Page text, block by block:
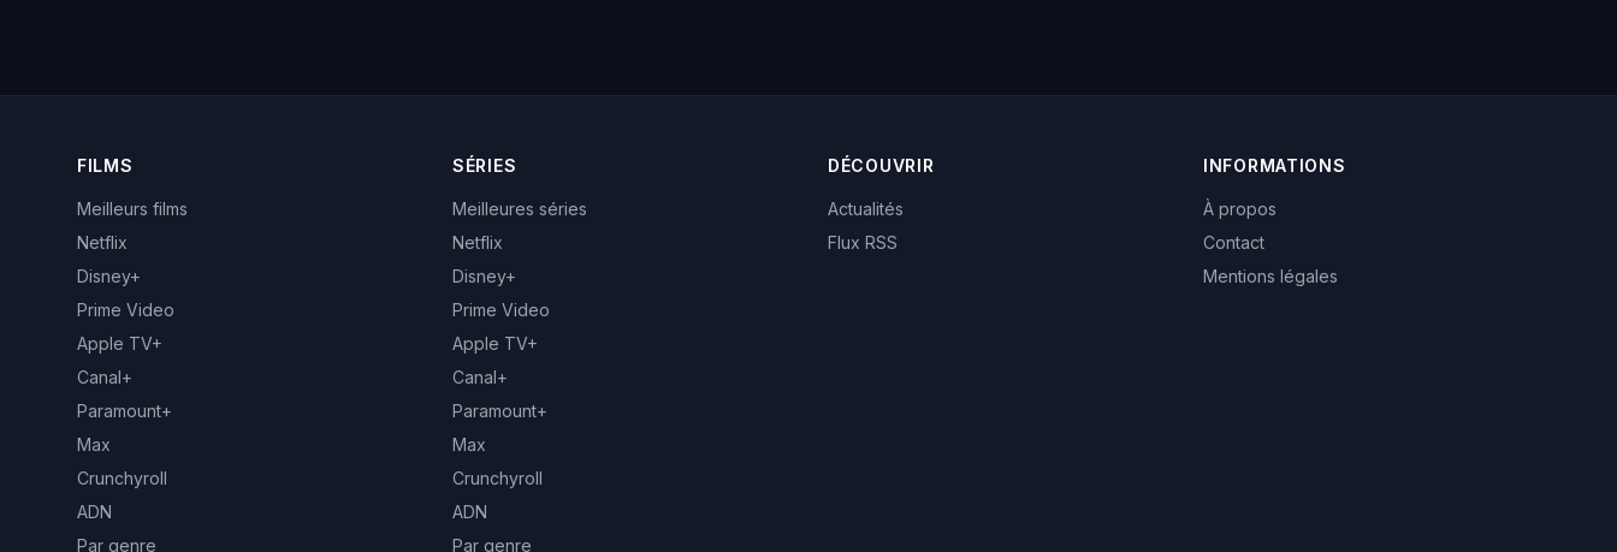
FILMS
Meilleurs films
Netflix
Disney+
Prime Video
Apple TV+
Canal+
Paramount+
Max
Crunchyroll
ADN
Par genre
SÉRIES
Meilleures séries
Netflix
Disney+
Prime Video
Apple TV+
Canal+
Paramount+
Max
Crunchyroll
ADN
Par genre
DÉCOUVRIR
Actualités
Flux RSS
INFORMATIONS
À propos
Contact
Mentions légales